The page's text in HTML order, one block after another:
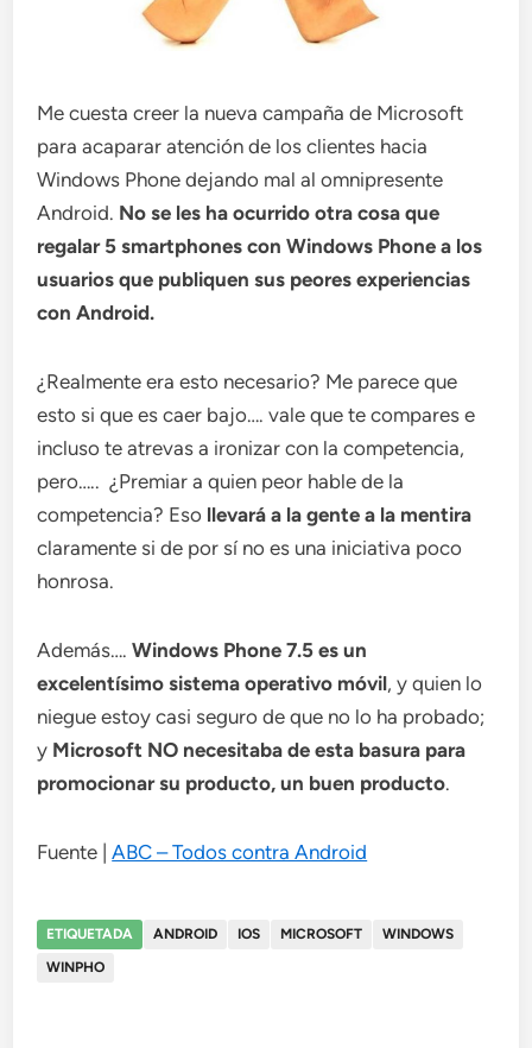
Me cuesta creer la nueva campaña de Microsoft
para acaparar atención de los clientes hacia
Windows Phone dejando mal al omnipresente
Android. No se les ha ocurrido otra cosa que
regalar 5 smartphones con Windows Phone a los
usuarios que publiquen sus peores experiencias
con Android.
¿Realmente era esto necesario? Me parece que
esto si que es caer bajo…. vale que te compares e
incluso te atrevas a ironizar con la competencia,
pero….. ¿Premiar a quien peor hable de la
competencia? Eso llevará a la gente a la mentira
claramente si de por sí no es una iniciativa poco
honrosa.
Además….Windows Phone 7.5 es un
excelentísimo sistema operativo móvil, y quien lo
niegue estoy casi seguro de que no lo ha probado;
y Microsoft NO necesitaba de esta basura para
promocionar su producto, un buen producto.
Fuente |ABC – Todos contra Android
ETIQUETADA ANDROID IOS MICROSOFT
WINDOWS
WINPHO